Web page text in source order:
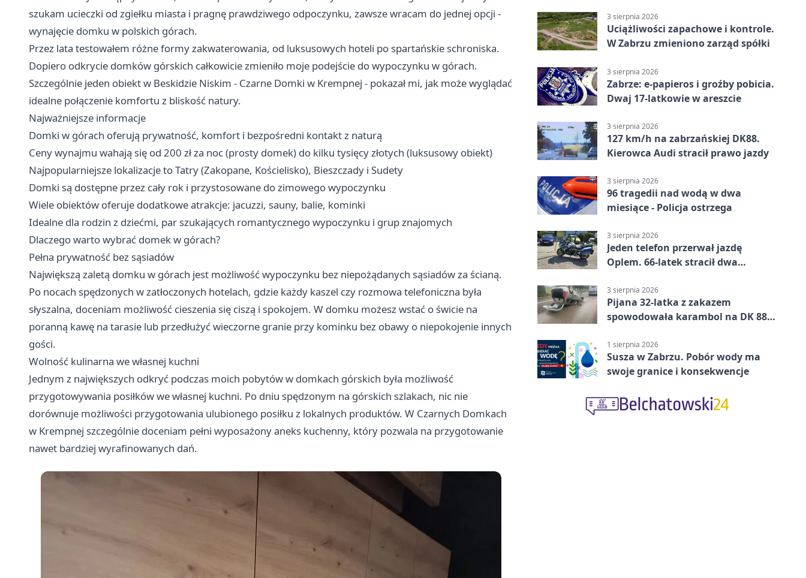
szukam ucieczki od zgiełku miasta i pragnę prawdziwego odpoczynku, zawsze wracam do jednej opcji -
wynajęcie domku w polskich górach.
Przez lata testowałem różne formy zakwaterowania, od luksusowych hoteli po spartańskie schroniska.
Dopiero odkrycie domków górskich całkowicie zmieniło moje podejście do wypoczynku w górach.
Szczególnie jeden obiekt w Beskidzie Niskim - Czarne Domki w Krempnej - pokazał mi, jak może wyglądać
idealne połączenie komfortu z bliskość natury.
Najważniejsze informacje
Domki w górach oferują prywatność, komfort i bezpośredni kontakt z naturą
Ceny wynajmu wahają się od 200 zł za noc (prosty domek) do kilku tysięcy złotych (luksusowy obiekt)
Najpopularniejsze lokalizacje to Tatry (Zakopane, Kościelisko), Bieszczady i Sudety
Domki są dostępne przez cały rok i przystosowane do zimowego wypoczynku
Wiele obiektów oferuje dodatkowe atrakcje: jacuzzi, sauny, balie, kominki
Idealne dla rodzin z dziećmi, par szukających romantycznego wypoczynku i grup znajomych
Dlaczego warto wybrać domek w górach?
Pełna prywatność bez sąsiadów
Największą zaletą domku w górach jest możliwość wypoczynku bez niepożądanych sąsiadów za ścianą.
Po nocach spędzonych w zatłoczonych hotelach, gdzie każdy kaszel czy rozmowa telefoniczna była
słyszalna, doceniam możliwość cieszenia się ciszą i spokojem. W domku możesz wstać o świcie na
poranną kawę na tarasie lub przedłużyć wieczorne granie przy kominku bez obawy o niepokojenie innych
gości.
Wolność kulinarna we własnej kuchni
Jednym z największych odkryć podczas moich pobytów w domkach górskich była możliwość
przygotowywania posiłków we własnej kuchni. Po dniu spędzonym na górskich szlakach, nic nie
dorównuje możliwości przygotowania ulubionego posiłku z lokalnych produktów. W Czarnych Domkach
w Krempnej szczególnie doceniam pełni wyposażony aneks kuchenny, który pozwala na przygotowanie
nawet bardziej wyrafinowanych dań.
3 sierpnia 2026
Uciążliwości zapachowe i kontrole.
W Zabrzu zmieniono zarząd spółki
3 sierpnia 2026
Zabrze: e-papieros i groźby pobicia.
Dwaj 17-latkowie w areszcie
3 sierpnia 2026
127 km/h na zabrzańskiej DK88.
Kierowca Audi stracił prawo jazdy
3 sierpnia 2026
96 tragedii nad wodą w dwa
miesiące - Policja ostrzega
3 sierpnia 2026
Jeden telefon przerwał jazdę
Oplem. 66-latek stracił dwa
3 sierpnia 2026
Pijana 32-latka z zakazem
spowodowała karambol na DK 88
1 sierpnia 2026
Susza w Zabrzu. Pobór wody ma
swoje granice i konsekwencje